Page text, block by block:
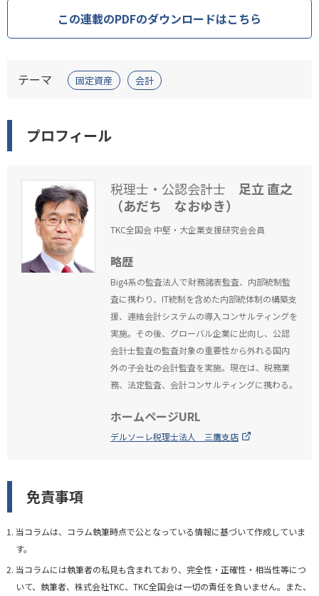
この連載のPDFのダウンロードはこちら
テーマ 固定資産 会計
プロフィール
税理士・公認会計士 足立 直之
（あだち なおゆき）
TKC全国会 中堅・大企業支援研究会会員
略歴
Big4系の監査法人で財務諸表監査、内部統制監
査に携わり、IT統制を含めた内部統体制の構築支
援、連結会計システムの導入コンサルティングを
実施。その後、グローバル企業に出向し、公認
会計士監査の監査対象の重要性から外れる国内
外の子会社の会計監査を実施。現在は、税務業
務、法定監査、会計コンサルティングに携わる。
ホームページURL
デルソーレ税理士法人 三鷹支店
免責事項
当コラムは、コラム執筆時点で公となっている情報に基づいて作成していま
す。
当コラムには執筆者の私見も含まれており、完全性・正確性・相当性等につ
いて、執筆者、株式会社TKC、TKC全国会は一切の責任を負いません。また、